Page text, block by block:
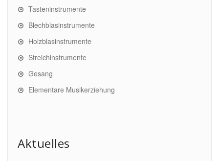
Tasteninstrumente
Blechblasinstrumente
Holzblasinstrumente
Streichinstrumente
Gesang
Elementare Musikerziehung
Aktuelles